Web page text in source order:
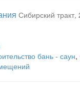
Сибирский тракт,
бань - саун,